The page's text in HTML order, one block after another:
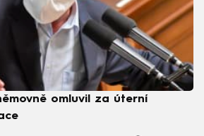
omluvil za úterní